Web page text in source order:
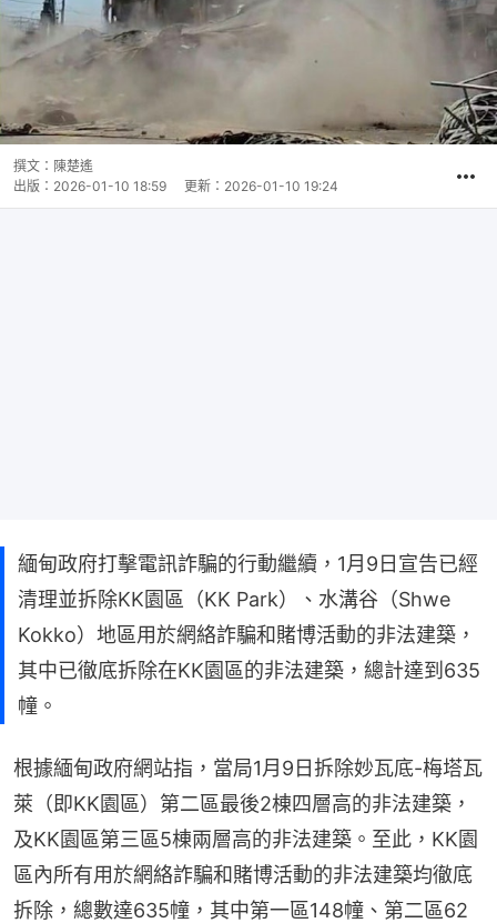
撰文： 陳楚遙
出版： 2026-01-10 18:59 更新： 2026-01-10 19:24
緬甸政府打擊電訊詐騙的行動繼續，1月9日宣告已經
清理並拆除KK園區（KK Park）、水溝谷（Shwe
Kokko）地區用於網絡詐騙和賭博活動的非法建築，
其中已徹底拆除在KK園區的非法建築，總計達到635
幢。
根據緬甸政府網站指，當局1月9日拆除妙瓦底-梅塔瓦
萊（即KK園區）第二區最後2棟四層高的非法建築，
及KK園區第三區5棟兩層高的非法建築。至此，KK園
區內所有用於網絡詐騙和賭博活動的非法建築均徹底
拆除，總數達635幢，其中第一區148幢、第二區62